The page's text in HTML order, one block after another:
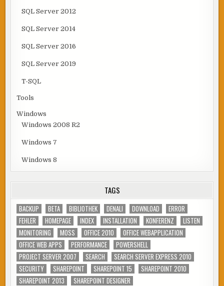
SQL Server 2012
SQL Server 2014
SQL Server 2016
SQL Server 2019
T-SQL
Tools
Windows
Windows 2008 R2
Windows 7
Windows 8
TAGS
BACKUP BETA BIBLIOTHEK DENALI DOWNLOAD
ERROR
FEHLER
HOMEPAGE INDEX INSTALLATION KONFERENZ
LISTEN
MONITORING
MOSS OFFICE 2010
OFFICE WEBAPPLICATION
OFFICE WEB APPS
PERFORMANCE
POWERSHELL
PROJECT SERVER 2007
SEARCH
SEARCH SERVER EXPRESS 2010
SECURITY
SHAREPOINT SHAREPOINT 15
SHAREPOINT 2010
SHAREPOINT 2013
SHAREPOINT DESIGNER